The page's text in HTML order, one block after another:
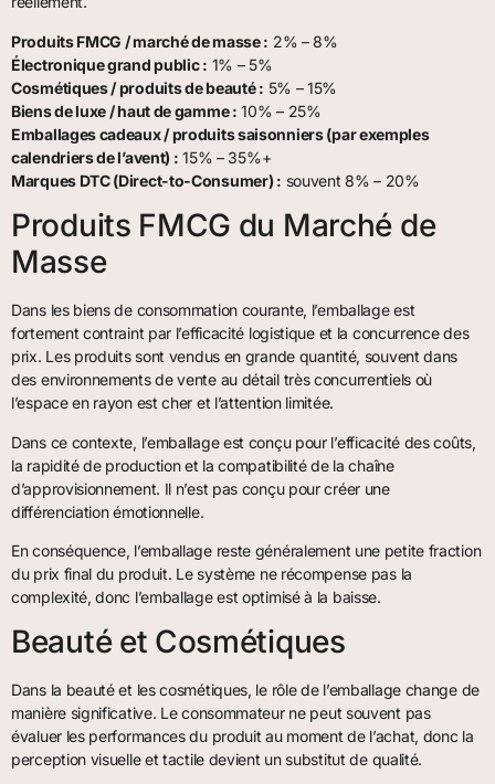
Produits FMCG / marché de masse : 2% – 8%
Électronique grand public : 1% – 5%
Cosmétiques / produits de beauté : 5% – 15%
Biens de luxe / haut de gamme : 10% – 25%
Emballages cadeaux / produits saisonniers (par exemples
calendriers de l’avent) : 15% – 35%+
Marques DTC (Direct-to-Consumer) : souvent 8% – 20%
Produits FMCG du Marché de
Masse
Dans les biens de consommation courante, l’emballage est
fortement contraint par l’efficacité logistique et la concurrence des
prix. Les produits sont vendus en grande quantité, souvent dans
des environnements de vente au détail très concurrentiels où
l’espace en rayon est cher et l’attention limitée.
Dans ce contexte, l’emballage est conçu pour l’efficacité des coûts,
la rapidité de production et la compatibilité de la chaîne
d’approvisionnement. Il n’est pas conçu pour créer une
différenciation émotionnelle.
En conséquence, l’emballage reste généralement une petite fraction
du prix final du produit. Le système ne récompense pas la
complexité, donc l’emballage est optimisé à la baisse.
Beauté et Cosmétiques
Dans la beauté et les cosmétiques, le rôle de l’emballage change de
manière significative. Le consommateur ne peut souvent pas
évaluer les performances du produit au moment de l’achat, donc la
perception visuelle et tactile devient un substitut de qualité.